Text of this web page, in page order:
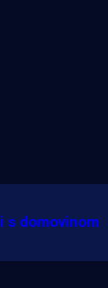
s domovinom